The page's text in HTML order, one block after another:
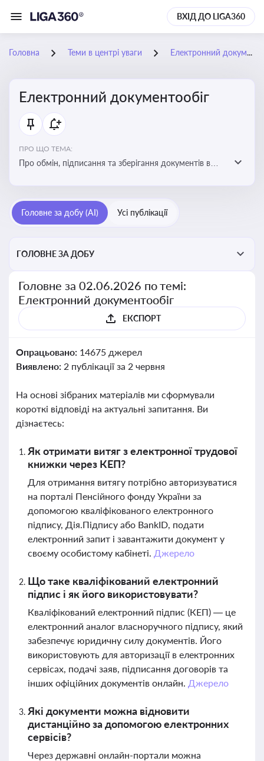
ВХІД ДО LIGA360
Головна Теми в центрі уваги Електронний документообіг
Електронний документообіг
ПРО ЩО ТЕМА:
Про обмін, підписання та зберігання документів в
Головне за добу (AI) Усі публікації
ГОЛОВНЕ ЗА ДОБУ
Головне за 02.06.2026 по темі:
Електронний документообіг
ЕКСПОРТ
Опрацьовано: 14675 джерел
Виявлено: 2 публікації за 2 червня
На основі зібраних матеріалів ми сформували
короткі відповіді на актуальні запитання. Ви
дізнаєтесь:
Як отримати витяг з електронної трудової
книжки через КЕП?
Для отримання витягу потрібно авторизуватися
на порталі Пенсійного фонду України за
допомогою кваліфікованого електронного
підпису, Дія.Підпису або BankID, подати
електронний запит і завантажити документ у
своєму особистому кабінеті. Джерело
Що таке кваліфікований електронний
підпис і як його використовувати?
Кваліфікований електронний підпис (КЕП) — це
електронний аналог власноручного підпису, який
забезпечує юридичну силу документів. Його
використовують для авторизації в електронних
сервісах, подачі заяв, підписання договорів та
інших офіційних документів онлайн. Джерело
Які документи можна відновити
дистанційно за допомогою електронних
сервісів?
Через державні онлайн-портали можна